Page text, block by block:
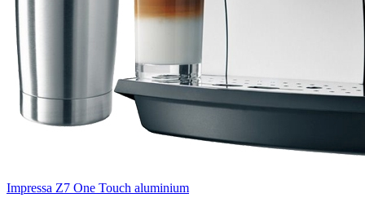
Impressa Z7 One Touch aluminium